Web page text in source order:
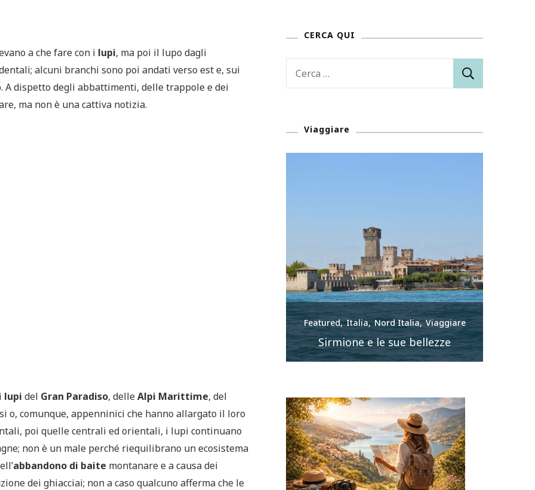
a che fare con i lupi, ma poi il lupo dagli
alcuni branchi sono poi andati verso est e, sui
dispetto degli abbattimenti, delle trappole e dei
ma non è una cattiva notizia.
lupi del Gran Paradiso, delleAlpi Marittime, del
o, comunque, appenninici che hanno allargato il loro
poi quelle centrali ed orientali, i lupi continuano
non è un male perché riequilibrano un ecosistema
abbandono di baite montanare e a causa dei
dei ghiacciai; non a caso qualcuno afferma che le
CERCA QUI
Viaggiare
del Monte
Featured Italia Nord Italia Viaggiare
Sirmione e le sue bellezze